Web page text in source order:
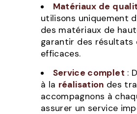
Matériaux de
utilisons uniquement
des matériaux de
garantir des résultats
efficaces.
Service complet :
à la réalisation des
accompagnons à
assurer un service